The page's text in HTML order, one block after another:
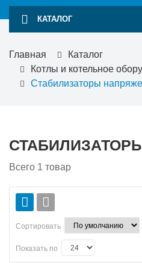
КАТАЛОГ
Главная
Каталог
Котлы и котельное
Стабилизаторы
Всего 1 товар
Сортировать
Показать по